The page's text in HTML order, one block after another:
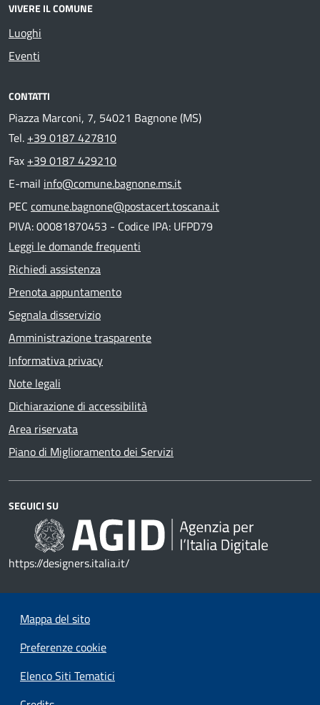
VIVERE IL COMUNE
Luoghi
Eventi
CONTATTI
Piazza Marconi, 7, 54021 Bagnone (MS)
Tel. +39 0187 427810
Fax +39 0187 429210
E-mail info@comune.bagnone.ms.it
PEC comune.bagnone@postacert.toscana.it
PIVA: 00081870453 - Codice IPA: UFPD79
Leggi le domande frequenti
Richiedi assistenza
Prenota appuntamento
Segnala disservizio
Amministrazione trasparente
Informativa privacy
Note legali
Dichiarazione di accessibilità
Area riservata
Piano di Miglioramento dei Servizi
SEGUICI SU
https://designers.italia.it/
Mappa del sito
Preferenze cookie
Elenco Siti Tematici